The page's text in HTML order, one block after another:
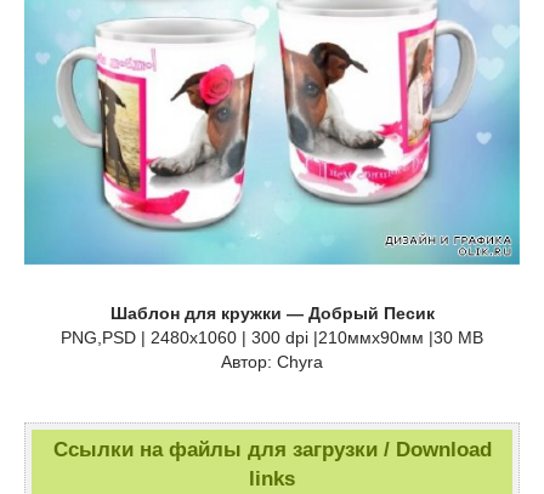
Шаблон для кружки — Добрый Песик
PNG,PSD | 2480x1060 | 300 dpi |210ммx90мм |30 MB
Автор: Сhyra
Ссылки на файлы для загрузки / Download
links